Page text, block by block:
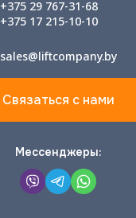
+375 29 767-31-68
+375 17 215-10-10
sales@liftcompany.by
Связаться с нами
Мессенджеры: